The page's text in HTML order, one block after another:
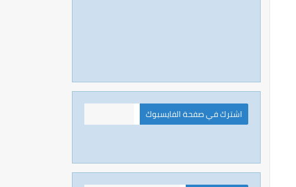
اشترك في صفحة الفايسبوك